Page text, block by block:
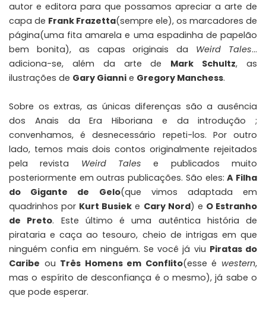
autor e editora para que possamos apreciar a arte de
capa de Frank Frazetta(sempre ele), os marcadores de
página(uma fita amarela e uma espadinha de papelão
bem bonita), as capas originais da Weird Tales…
adiciona-se, além da arte de Mark Schultz, as
ilustrações de Gary Gianni e Gregory Manchess.
Sobre os extras, as únicas diferenças são a ausência
dos Anais da Era Hiboriana e da introdução ;
convenhamos, é desnecessário repeti-los. Por outro
lado, temos mais dois contos originalmente rejeitados
pela revista Weird Tales e publicados muito
posteriormente em outras publicações. São eles:A Filha
do Gigante de Gelo(que vimos adaptada em
quadrinhos por Kurt Busiek e Cary Nord) e O Estranho
de Preto. Este último é uma autêntica história de
pirataria e caça ao tesouro, cheio de intrigas em que
ninguém confia em ninguém. Se você já viu Piratas do
Caribe ou Três Homens em Conflito(esse é western,
mas o espírito de desconfiança é o mesmo), já sabe o
que pode esperar.